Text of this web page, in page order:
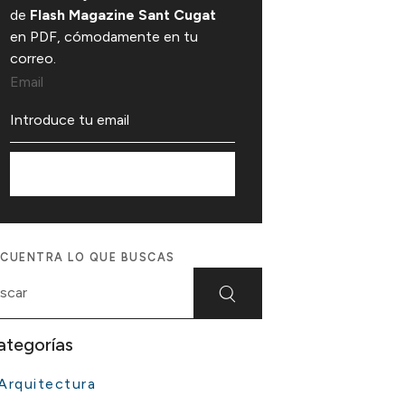
de Flash Magazine Sant Cugat
en PDF, cómodamente en tu
correo.
Email
LO QUE BUSCAS